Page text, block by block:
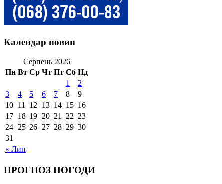
Календар новин
Серпень 2026
Пн Вт Ср Чт Пт Сб Нд
« Лип
1
2
3
4 5 6 7 8
9
10 11 12 13 14 15 16
17 18 19 20 21 22 23
24 25 26 27 28 29 30
31
ПРОГНОЗ ПОГОДИ